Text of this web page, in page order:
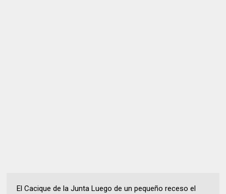
El Cacique de la Junta Luego de un pequeño receso el